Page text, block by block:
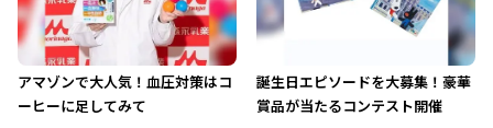
アマゾンで大人気！血圧対策はコ
ーヒーに足してみて
誕生日エピソードを大募集！豪華
賞品が当たるコンテスト開催